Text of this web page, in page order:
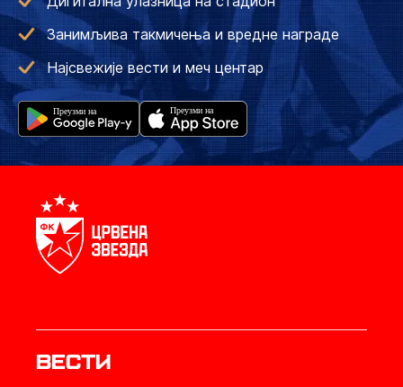
Занимљива такмичења и вредне награде
Најсвежије вести и меч центар
Вести